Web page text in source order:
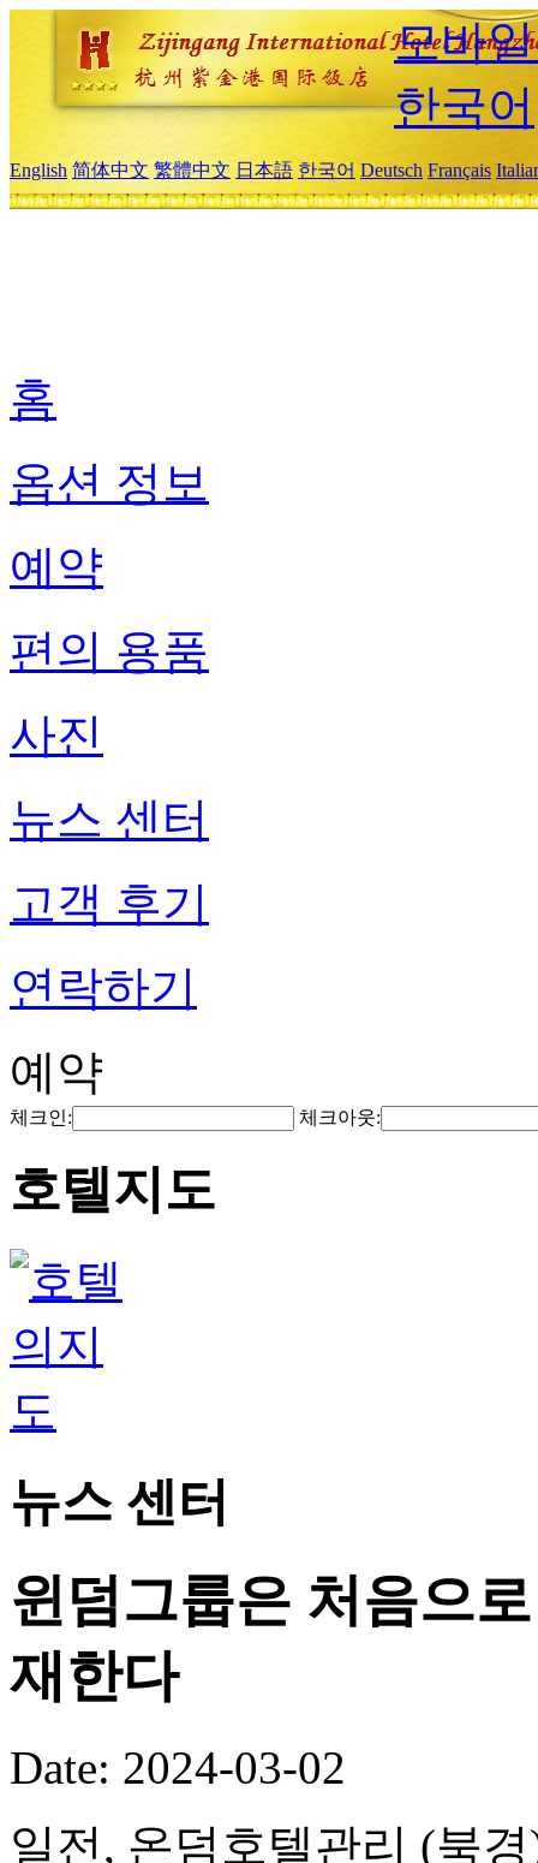
모바
한국어
English 简体中文 繁體中文 日本語 한국어 Deutsch Français
홈
옵션 정보
예약
편의 용품
사진
뉴스 센터
고객 후기
연락하기
예약
체크인: 체크아웃:
호텔지도
뉴스 센터
윈덤그룹은 처음으
재한다
Date: 2024-03-02
일전, 온덤호텔관리 (북